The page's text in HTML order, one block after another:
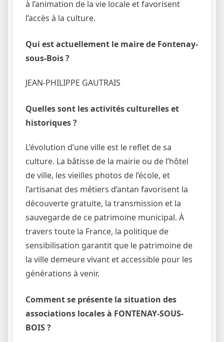
à l’animation de la vie locale et favorisent
l’accès à la culture.
Qui est actuellement le maire de Fontenay-
sous-Bois ?
JEAN-PHILIPPE GAUTRAIS
Quelles sont les activités culturelles et
historiques ?
L’évolution d’une ville est le reflet de sa
culture. La bâtisse de la mairie ou de l’hôtel
de ville, les vieilles photos de l’école, et
l’artisanat des métiers d’antan favorisent la
découverte gratuite, la transmission et la
sauvegarde de ce patrimoine municipal. À
travers toute la France, la politique de
sensibilisation garantit que le patrimoine de
la ville demeure vivant et accessible pour les
générations à venir.
Comment se présente la situation des
associations locales à FONTENAY-SOUS-
BOIS ?